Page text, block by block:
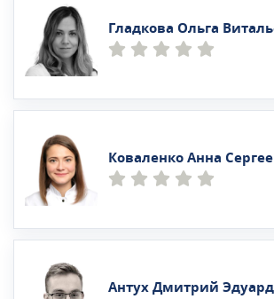
Гладкова Ольга
Коваленко Анна
Антух Дмитрий